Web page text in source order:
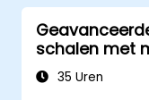
schalen met
Kubernetes
35 Uren